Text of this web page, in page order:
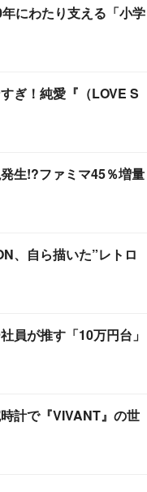
にわたり支える「小学
ぎ！純愛『（LOVE S
生!?ファミマ45％増量
、自ら描いた”レトロ
員が推す「10万円台」
計で『VIVANT』の世